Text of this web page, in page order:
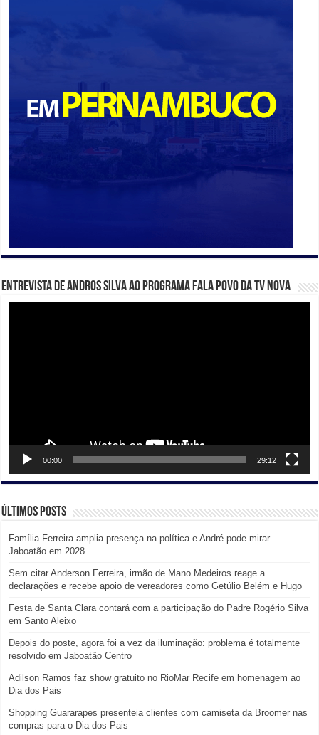
Entrevista de Andros Silva ao programa Fala Povo da TV Nova
00:00 29:12
Últimos posts
Família Ferreira amplia presença na política e André pode mirar
Jaboatão em 2028
Sem citar Anderson Ferreira, irmão de Mano Medeiros reage a
declarações e recebe apoio de vereadores como Getúlio Belém e Hugo
Festa de Santa Clara contará com a participação do Padre Rogério Silva
em Santo Aleixo
Depois do poste, agora foi a vez da iluminação: problema é totalmente
resolvido em Jaboatão Centro
Adilson Ramos faz show gratuito no RioMar Recife em homenagem ao
Dia dos Pais
Shopping Guararapes presenteia clientes com camiseta da Broomer nas
compras para o Dia dos Pais